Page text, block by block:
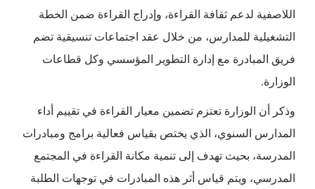
اللاصفية لدعم ثقافة القراءة، وإدراج القراءة ضمن الخطة
التشغيلية للمدارس، من خلال عقد اجتماعات تنسيقية تضم
فريق المبادرة مع إدارة التطوير المؤسسي وكل قطاعات
الوزارة.
وذكر أن الوزارة تعتزم تضمين معيار القراءة في تقييم أداء
المدارس السنوي، الذي يختص بقياس فعالية برامج ومبادرات
المدرسة، بحيث تهدف إلى تنمية مكانة القراءة في المجتمع
المدرسي، ويتم قياس أثر هذه المبادرات في توجهات الطلبة